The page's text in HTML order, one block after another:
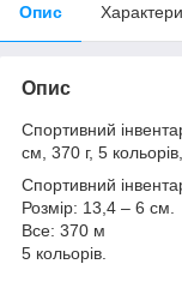
Опис
Опис
Спортивний
см, 370 г, 5
Спортивний
Розмір: 13,4 – 6 см.
Все: 370 м
5 кольорів.